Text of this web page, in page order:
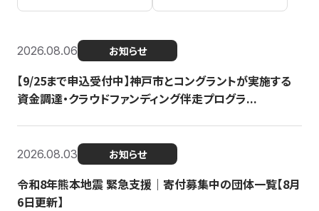
2026.08.06 お知らせ
【9/25まで申込受付中】神戸市とコングラントが実施する
資金調達・クラウドファンディング伴走プログラ...
2026.08.03 お知らせ
令和8年熊本地震 緊急支援｜寄付募集中の団体一覧【8月
6日更新】